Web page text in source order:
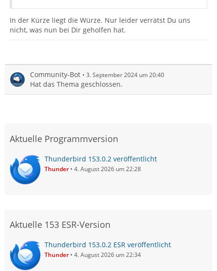
In der Kürze liegt die Würze. Nur leider verrätst Du uns
nicht, was nun bei Dir geholfen hat.
Community-Bot 3. September 2024 um 20:40
Hat das Thema geschlossen.
Aktuelle Programmversion
Thunderbird 153.0.2 veröffentlicht
Thunder 4. August 2026 um 22:28
Aktuelle 153 ESR-Version
Thunderbird 153.0.2 ESR veröffentlicht
Thunder 4. August 2026 um 22:34